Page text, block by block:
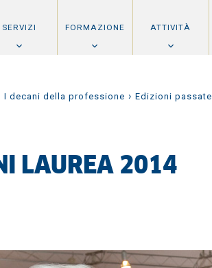
SERVIZI FORMAZIONE ATTIVITÀ
I decani della professione › Edizioni passate
LAUREA 2014